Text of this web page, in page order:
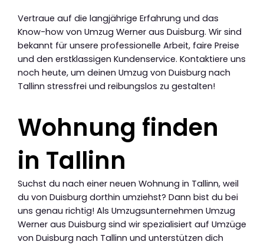
Vertraue auf die langjährige Erfahrung und das
Know-how von Umzug Werner aus Duisburg. Wir sind
bekannt für unsere professionelle Arbeit, faire Preise
und den erstklassigen Kundenservice. Kontaktiere uns
noch heute, um deinen Umzug von Duisburg nach
Tallinn stressfrei und reibungslos zu gestalten!
Wohnung finden
in Tallinn
Suchst du nach einer neuen Wohnung in Tallinn, weil
du von Duisburg dorthin umziehst? Dann bist du bei
uns genau richtig! Als Umzugsunternehmen Umzug
Werner aus Duisburg sind wir spezialisiert auf Umzüge
von Duisburg nach Tallinn und unterstützen dich